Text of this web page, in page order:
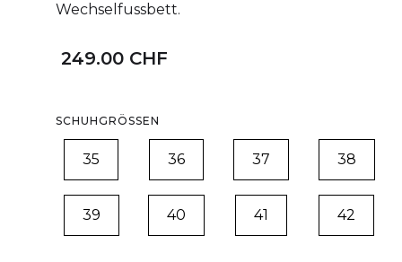
Wechselfussbett.
249.00 CHF
SCHUHGRÖSSEN
35 36 37 38
39 40 41 42